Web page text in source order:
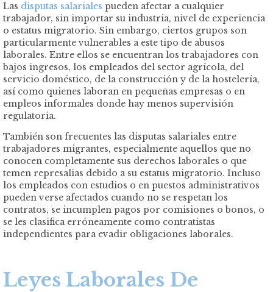
Las disputas salariales pueden afectar a cualquier
trabajador, sin importar su industria, nivel de experiencia
o estatus migratorio. Sin embargo, ciertos grupos son
particularmente vulnerables a este tipo de abusos
laborales. Entre ellos se encuentran los trabajadores con
bajos ingresos, los empleados del sector agrícola, del
servicio doméstico, de la construcción y de la hostelería,
así como quienes laboran en pequeñas empresas o en
empleos informales donde hay menos supervisión
regulatoria.
También son frecuentes las disputas salariales entre
trabajadores migrantes, especialmente aquellos que no
conocen completamente sus derechos laborales o que
temen represalias debido a su estatus migratorio. Incluso
los empleados con estudios o en puestos administrativos
pueden verse afectados cuando no se respetan los
contratos, se incumplen pagos por comisiones o bonos, o
se les clasifica erróneamente como contratistas
independientes para evadir obligaciones laborales.
Leyes Laborales De